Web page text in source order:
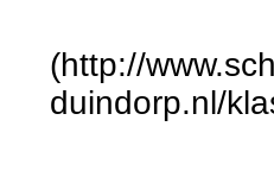
(http://
duindorp.nl/